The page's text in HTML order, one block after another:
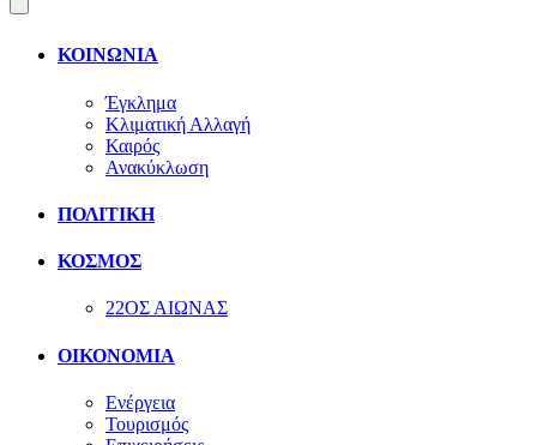
ΚΟΙΝΩΝΙΑ
Έγκλημα
Κλιματική Αλλαγή
Καιρός
Ανακύκλωση
ΠΟΛΙΤΙΚΗ
ΚΟΣΜΟΣ
22ΟΣ ΑΙΩΝΑΣ
ΟΙΚΟΝΟΜΙΑ
Ενέργεια
Τουρισμός